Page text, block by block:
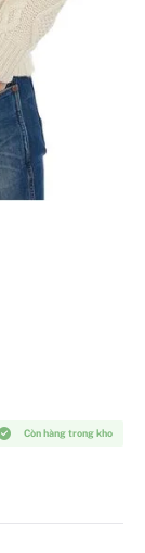
Còn hàng trong kho